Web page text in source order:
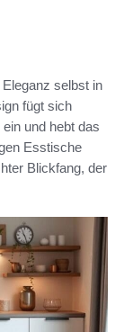
selbst in
fügt sich
und hebt das
Esstische
Blickfang, der